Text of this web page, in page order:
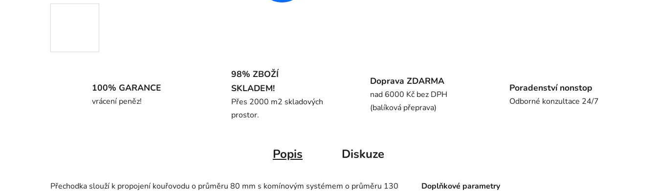
100% GARANCE
vrácení peněz!
98% ZBOŽÍ
SKLADEM!
Přes 2000 m2 skladových
prostor.
Doprava ZDARMA
nad 6000 Kč bez DPH
(balíková přeprava)
Poradenství nonstop
Odborné konzultace 24/7
Popis Diskuze
Přechodka slouží k propojení kouřovodu o průměru 80 mm s komínovým systémem o průměru 130
Doplňkové parametry